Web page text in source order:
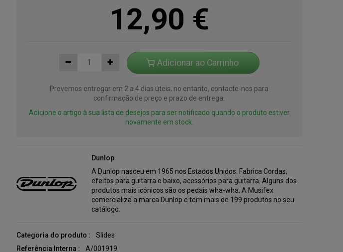
12,90 €
Adicionar ao Carrinho
Prevemos entregar em 2 a 4 dias úteis, no entanto, contacte-nos para
confirmação de preço e prazo de entrega.
Adicione o artigo à sua lista de desejos para ser notificado quando o produto estiver
novamente em stock.
Dunlop
A Dunlop nasceu em 1965 nos Estados Unidos. Fabrica Cordas,
efeitos para guitarra e baixo, acessórios para guitarra. Alguns dos
produtos mais icónicos são os pedais wha-wha. A Musifex
comercializa a marca Dunlop e tem mais de 199 produtos no seu
catálogo.
Categoria do produto :
Slides
Referência Interna :
A/001919